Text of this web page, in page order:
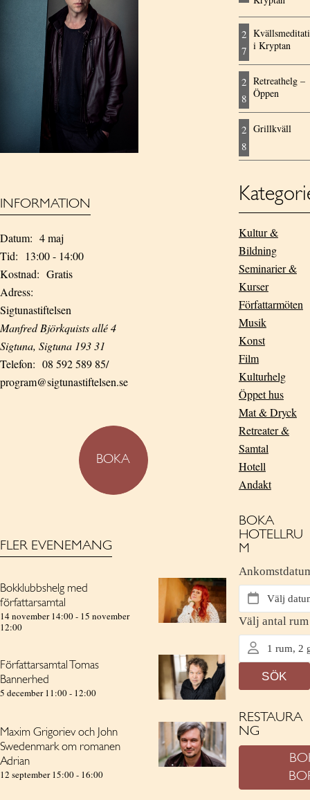
INFORMATION
Datum: 4 maj
Tid:
13:00 - 14:00
Kostnad: Gratis
Adress:
Sigtunastiftelsen
Manfred Björkquists allé 4
Sigtuna, Sigtuna 193 31
Telefon: 08 592 589 85/
program@sigtunastiftelsen.se
BOKA
FLER EVENEMANG
Bokklubbshelg med
författarsamtal
14 november 14:00- 15 november
12:00
Författarsamtal Tomas
Bannerhed
5 december 11:00- 12:00
Maxim Grigoriev och John
Swedenmark om romanen
Adrian
12 september 15:00- 16:00
2
7 i Kryptan
2
8
Retreathelg –
Öppen
2
8
Grillkväll
Kultur &
Bildning
Seminarier &
Kurser
Författarmöten
Musik
Konst
Film
Kulturhelg
Öppet hus
Mat & Dryck
Retreater &
Samtal
Hotell
Andakt
BOKA
HOTELLRU
M
RESTAURA
NG